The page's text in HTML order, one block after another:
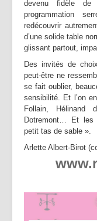
devenu fidèle de
programmation
redécouvrir
d’une solide table
glissant partout,
Des invités de
peut-être ne
se fait oublier,
sensibilité. Et l’on
Follain, Hélinand
Dotremont… Et les
petit tas de sable ».
Arlette Albert-Birot